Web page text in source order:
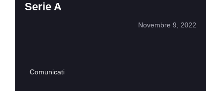
Serie A
Novembre 9, 2022
Comunicati